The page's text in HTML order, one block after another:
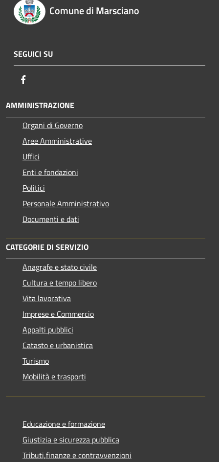
Comune di Marsciano
SEGUICI SU
AMMINISTRAZIONE
Organi di Governo
Aree Amministrative
Uffici
Enti e fondazioni
Politici
Personale Amministrativo
Documenti e dati
CATEGORIE DI SERVIZIO
Anagrafe e stato civile
Cultura e tempo libero
Vita lavorativa
Imprese e Commercio
Appalti pubblici
Catasto e urbanistica
Turismo
Mobilità e trasporti
Educazione e formazione
Giustizia e sicurezza pubblica
Tributi,finanze e contravvenzioni